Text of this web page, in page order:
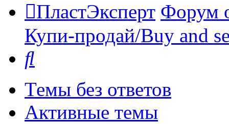
ПластЭксперт Форум
Купи-продай/Buy and
Темы без ответов
Активные темы